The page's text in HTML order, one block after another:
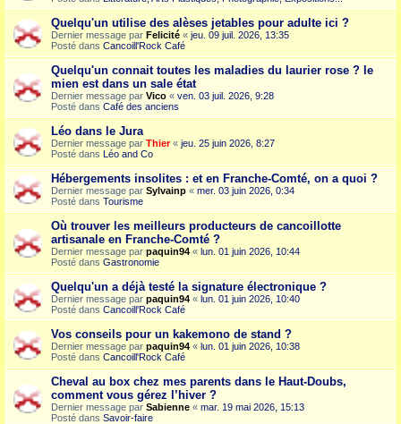
Quelqu'un utilise des alèses jetables pour adulte ici ?
Dernier message par Felicité « jeu. 09 juil. 2026, 13:35
Posté dans Cancoill'Rock Café
Quelqu'un connait toutes les maladies du laurier rose ? le
mien est dans un sale état
Dernier message par Vico « ven. 03 juil. 2026, 9:28
Posté dans Café des anciens
Léo dans le Jura
Dernier message par Thier« jeu. 25 juin 2026, 8:27
Posté dans Léo and Co
Hébergements insolites : et en Franche-Comté, on a quoi ?
Dernier message par Sylvainp « mer. 03 juin 2026, 0:34
Posté dans Tourisme
Où trouver les meilleurs producteurs de cancoillotte
artisanale en Franche-Comté ?
Dernier message par paquin94 « lun. 01 juin 2026, 10:44
Posté dans Gastronomie
Quelqu'un a déjà testé la signature électronique ?
Dernier message par paquin94 « lun. 01 juin 2026, 10:40
Posté dans Cancoill'Rock Café
Vos conseils pour un kakemono de stand ?
Dernier message par paquin94 « lun. 01 juin 2026, 10:38
Posté dans Cancoill'Rock Café
Cheval au box chez mes parents dans le Haut-Doubs,
comment vous gérez l’hiver ?
Dernier message par Sabienne « mar. 19 mai 2026, 15:13
Posté dans Savoir-faire